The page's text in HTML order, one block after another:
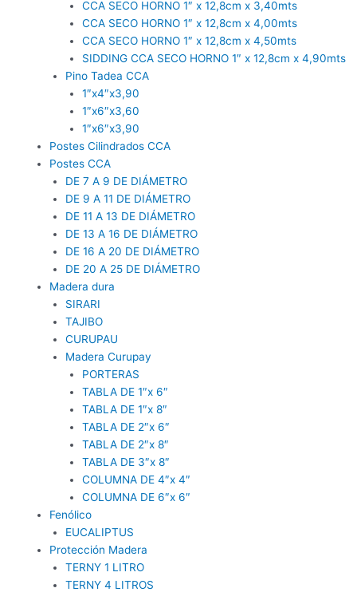
CCA SECO HORNO 1″ x 12,8cm x 3,40mts
CCA SECO HORNO 1″ x 12,8cm x 4,00mts
CCA SECO HORNO 1″ x 12,8cm x 4,50mts
SIDDING CCA SECO HORNO 1″ x 12,8cm x 4,90mts
Pino Tadea CCA
1″x4″x3,90
1″x6″x3,60
1″x6″x3,90
Postes Cilindrados CCA
Postes CCA
DE 7 A 9 DE DIÁMETRO
DE 9 A 11 DE DIÁMETRO
DE 11 A 13 DE DIÁMETRO
DE 13 A 16 DE DIÁMETRO
DE 16 A 20 DE DIÁMETRO
DE 20 A 25 DE DIÁMETRO
Madera dura
SIRARI
TAJIBO
CURUPAU
Madera Curupay
PORTERAS
TABLA DE 1″x 6″
TABLA DE 1″x 8″
TABLA DE 2″x 6″
TABLA DE 2″x 8″
TABLA DE 3″x 8″
COLUMNA DE 4″x 4″
COLUMNA DE 6″x 6″
Fenólico
EUCALIPTUS
Protección Madera
TERNY 1 LITRO
TERNY 4 LITROS